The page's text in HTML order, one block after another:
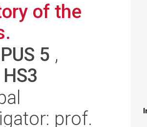
of the
5 ,
HS3
prof.